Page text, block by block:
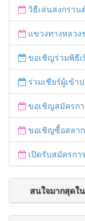
วิธีเล่นสงกราน
แขวงทางหลวงชนบทพระนครศรีอยุ
ขอเชิญร่วมพิธีเ
ร่วมเชียร์ผู้เข้าประก
ขอเชิญสมัครการประกว
ขอเชิญซื้อสลากกาชา
เปิดรับสมัครการป
สนใจมากสุดใ